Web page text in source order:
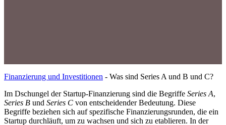
Finanzierung und Investitionen - Was sind Series A und B und C?
Im Dschungel der Startup-Finanzierung sind die Begriffe Series A,
Series B und Series C von entscheidender Bedeutung. Diese
Begriffe beziehen sich auf spezifische Finanzierungsrunden, die ein
Startup durchläuft, um zu wachsen und sich zu etablieren. In der